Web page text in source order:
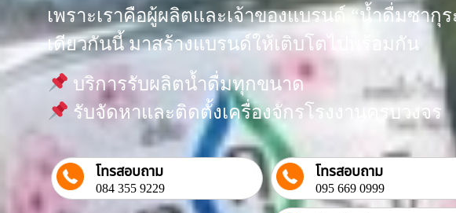
เพราะเราคือผู้ผลิตและเจ้าของแบรนด์ “น้ำดื่มซากุ
เดียวกันนี้ มาสร้างแบรนด์ให้เติบโตไปพร้อมกัน
บริการรับผลิตน้ำดื่มทุกขนาด
รับจัดหาและติดตั้งเครื่องจักรโรงงานครบวงจร
โทรสอบถาม
084 355 9229
โทรสอบถาม
095 669 0999